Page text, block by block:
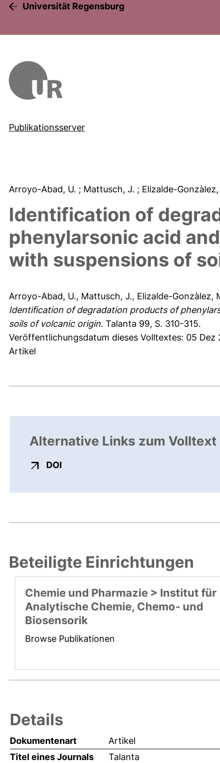
Universität Regensburg
Publikationsserver
Arroyo-Abad, U. ; Mattusch, J. ; Elizalde-
Identification of
phenylarsonic acid
with suspensions of
Arroyo-Abad, U., Mattusch, J., Elizalde-Gonzàlez,
Identification of degradation products of
soils of volcanic origin. Talanta 99, S. 310-315.
Veröffentlichungsdatum dieses Volltextes: 05 Dez
Artikel
Alternative Links zum Volltext
DOI
Beteiligte Einrichtungen
Chemie und Pharmazie > Institut für
Analytische Chemie, Chemo- und
Biosensorik
Browse Publikationen
Details
Dokumentenart
Artikel
Titel eines Journals
Talanta